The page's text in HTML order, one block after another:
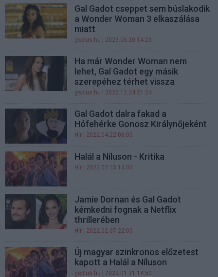
Gal Gadot cseppet sem búslakodik
a Wonder Woman 3 elkaszálása
miatt
gsplus.hu | 2023.06.20 14:29
Ha már Wonder Woman nem
lehet, Gal Gadot egy másik
szerepéhez térhet vissza
gsplus.hu | 2022.12.24 21:24
Gal Gadot dalra fakad a
Hófehérke Gonosz Királynőjeként
Hír | 2022.04.22 08:00
Halál a Níluson - Kritika
Hír | 2022.02.15 14:00
Jamie Dornan és Gal Gadot
kémkedni fognak a Netflix
thrillerében
Hír | 2022.02.07 22:00
Új magyar szinkronos előzetest
kapott a Halál a Níluson
gsplus.hu | 2022.01.31 14:50